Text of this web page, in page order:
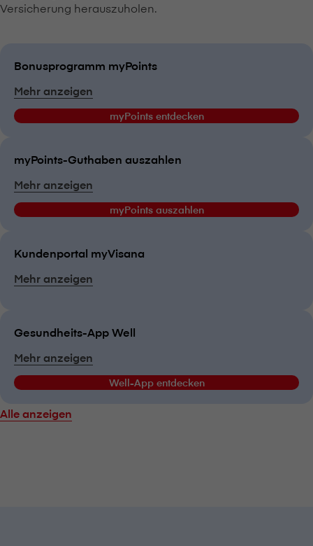
Versicherung herauszuholen.
Bonusprogramm myPoints
Mehr anzeigen
myPoints entdecken
myPoints-Guthaben auszahlen
Mehr anzeigen
myPoints auszahlen
Kundenportal myVisana
Mehr anzeigen
Gesundheits-App Well
Mehr anzeigen
Well-App entdecken
Alle anzeigen